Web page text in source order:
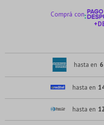
Comprá con
hasta en 6
hasta en
hasta en 12